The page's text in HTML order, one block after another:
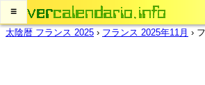
≡
太陰暦 フランス 2025 › フランス 2025年11月 ›